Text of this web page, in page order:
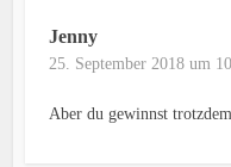
Jenny
25. September 2018 um
Aber du gewinnst